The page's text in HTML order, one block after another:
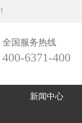
全国服务热线
400-6371-400
新闻中心